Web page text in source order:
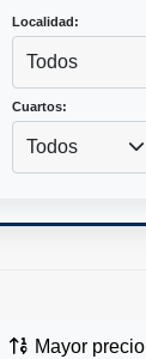
Localidad:
Todos
Cuartos:
Todos
Mayor precio